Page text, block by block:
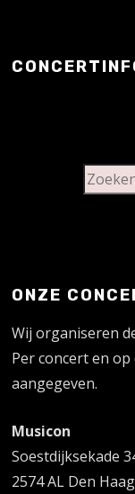
ONZE
Wij organiseren
Per concert en
aangegeven.
Musicon
Soestdijksekade
2574 AL Den Haag